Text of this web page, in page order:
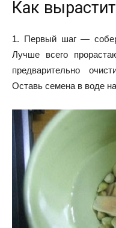
Как
1. Первый шаг —
Лучше всего
предварительно
Оставь семена в воде